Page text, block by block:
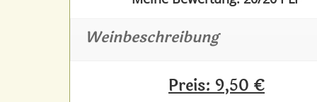
Weinbeschreibung
Preis: 9,50 €